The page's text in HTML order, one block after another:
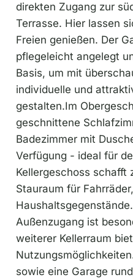
direkten Zugang zur
Terrasse. Hier lassen
Freien genießen. Der
pflegeleicht angelegt
Basis, um mit
individuelle und
gestalten.Im
geschnittene
Badezimmer mit
Verfügung - ideal für
Kellergeschoss schafft
Stauraum für
Außenzugang ist
weiterer Kellerraum
sowie eine Garage